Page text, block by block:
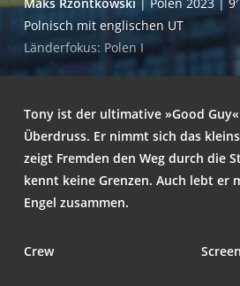
Pol­nisch mit eng­li­schen UT
Län­der­fo­kus: Polen I
Tony ist der ulti­ma­ti­ve »Good
Über­druss. Er nimmt sich das
zeigt Frem­den den Weg durch die
kennt kei­ne Gren­zen. Auch lebt er
Engel zusammen.
Crew